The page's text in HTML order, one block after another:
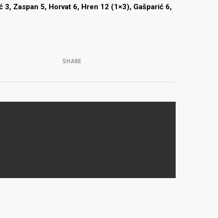
Zaspan 5, Horvat 6, Hren 12 (1×3), Gašparić 6,
SHARE